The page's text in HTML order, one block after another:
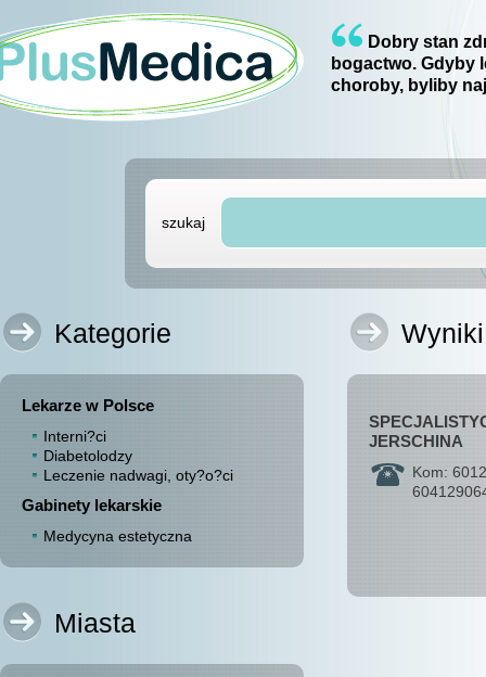
Dobry stan
bogactwo. Gdyby
choroby, byliby
szukaj
Kategorie
Lekarze w Polsce
Interni?ci
Diabetolodzy
Leczenie nadwagi, oty?o?ci
Gabinety lekarskie
Medycyna estetyczna
Miasta
JERSCHINA
Kom: